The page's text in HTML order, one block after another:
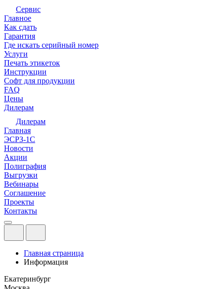
Сервис
Главное
Как сдать
Гарантия
Где искать серийный номер
Услуги
Печать этикеток
Инструкции
Софт для продукции
FAQ
Цены
Дилерам
Дилерам
Главная
ЭСРЗ-1С
Новости
Акции
Полиграфия
Выгрузки
Вебинары
Соглашение
Проекты
Контакты
Главная страница
Информация
Екатеринбург